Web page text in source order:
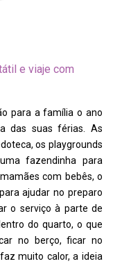
e viaje com
para a família o ano
das suas férias. As
os playgrounds
fazendinha para
com bebês, o
ajudar no preparo
o serviço à parte de
do quarto, o que
no berço, ficar no
muito calor, a ideia